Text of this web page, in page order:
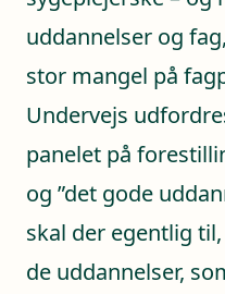
uddannelser og
stor mangel på
Undervejs
panelet på
og ”det gode
skal der egentlig
de uddannelser,